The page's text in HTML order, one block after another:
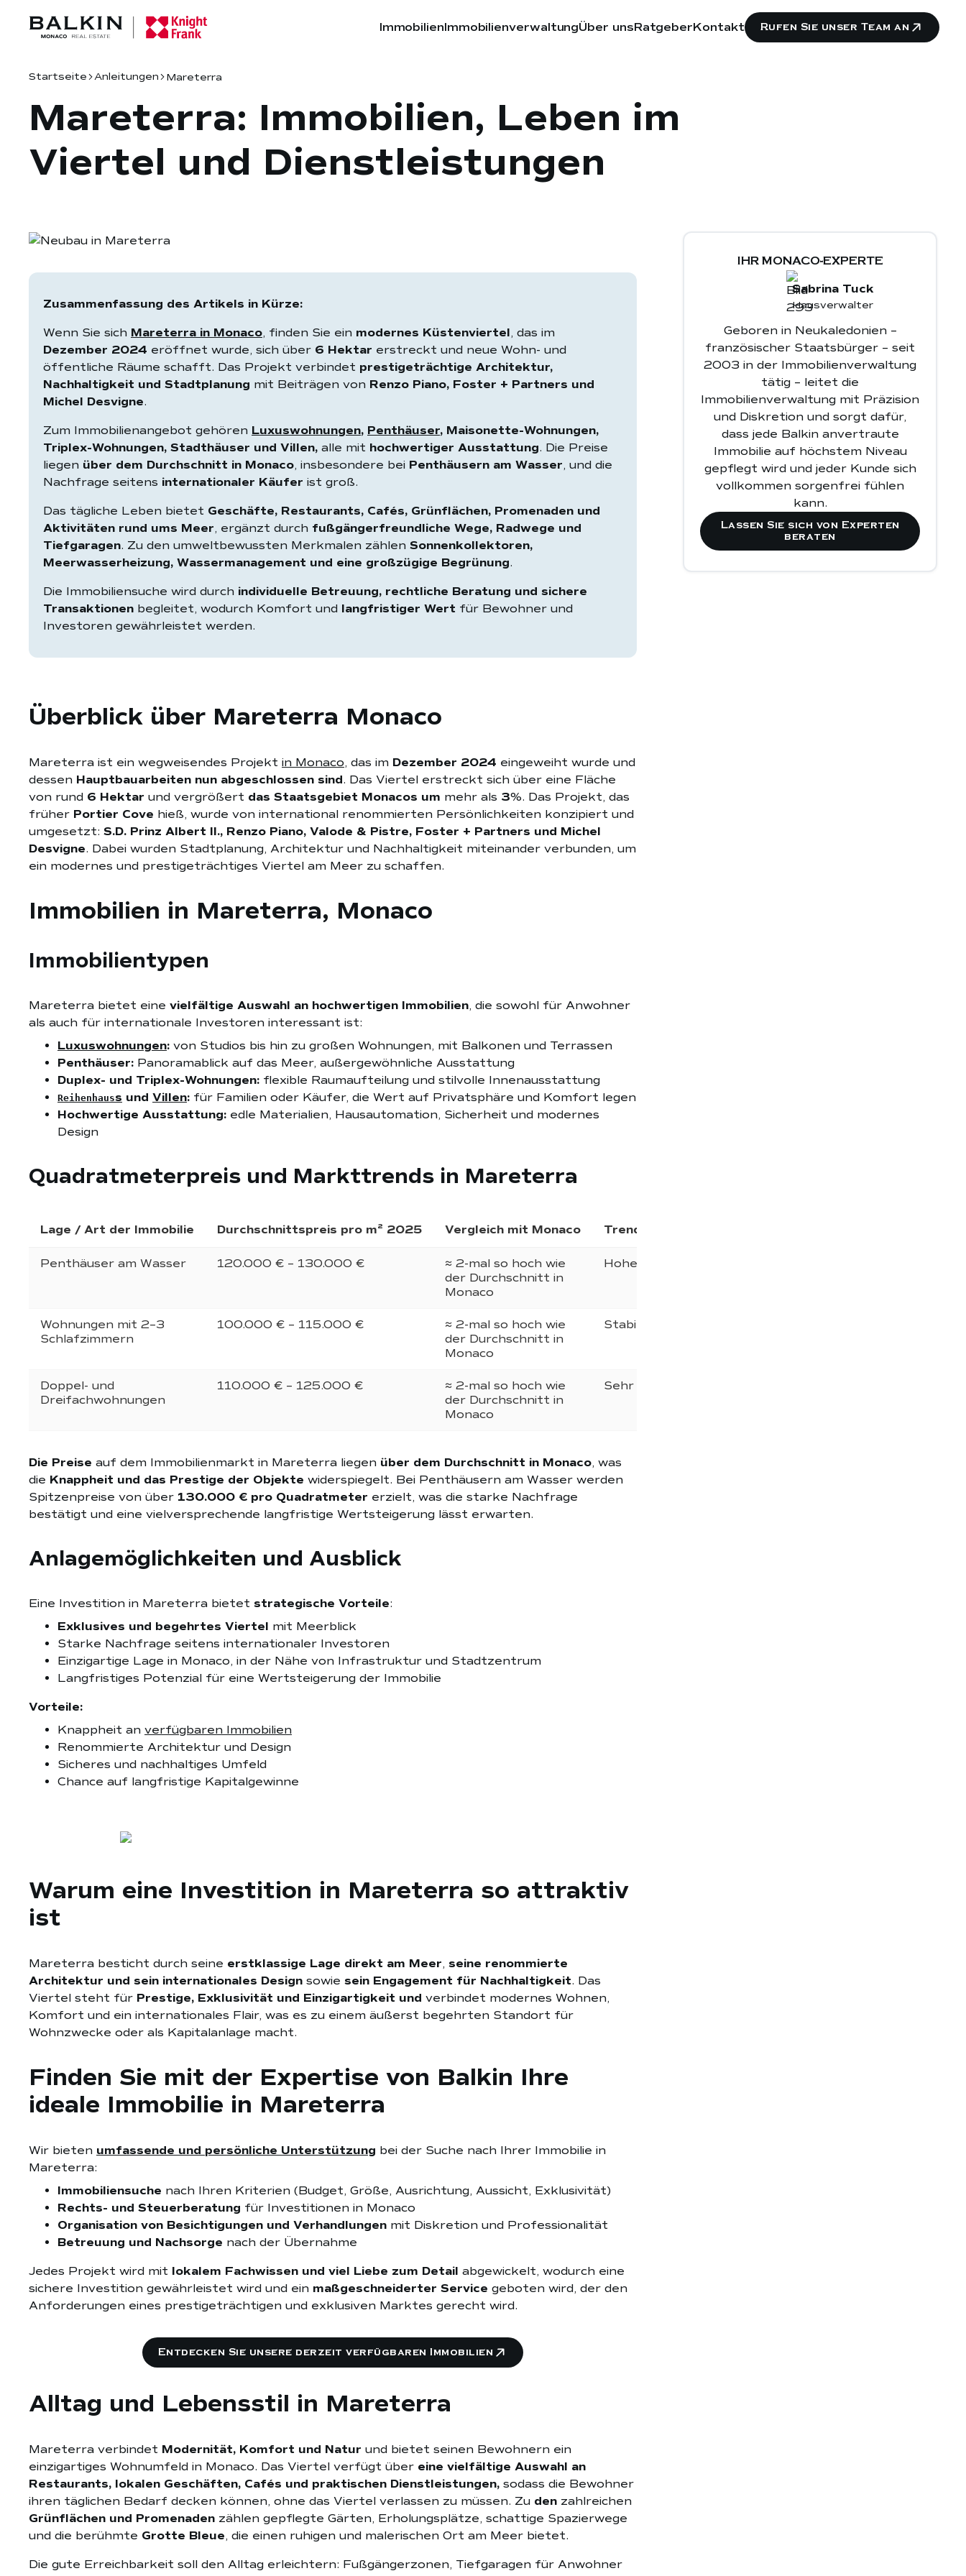
ImmobilienImmobilienverwaltungÜber unsRatgeberKontakt Rufen Sie unser Team an
Startseite Anleitungen Mareterra
Mareterra: Immobilien, Leben im
Viertel und Dienstleistungen
Zusammenfassung des Artikels in Kürze:
Wenn Sie sich Mareterra in Monaco, finden Sie ein modernes Küstenviertel, das im
Dezember 2024 eröffnet wurde, sich über 6 Hektar erstreckt und neue Wohn- und
öffentliche Räume schafft. Das Projekt verbindet prestigeträchtige Architektur,
Nachhaltigkeit und Stadtplanung mit Beiträgen von Renzo Piano, Foster + Partners und
Michel Desvigne.
Zum Immobilienangebot gehören Luxuswohnungen, Penthäuser, Maisonette-Wohnungen,
Triplex-Wohnungen, Stadthäuser und Villen, alle mit hochwertiger Ausstattung. Die Preise
liegen über dem Durchschnitt in Monaco, insbesondere bei Penthäusern am Wasser, und die
Nachfrage seitens internationaler Käufer ist groß.
Das tägliche Leben bietet Geschäfte, Restaurants, Cafés, Grünflächen, Promenaden und
Aktivitäten rund ums Meer, ergänzt durch fußgängerfreundliche Wege, Radwege und
Tiefgaragen. Zu den umweltbewussten Merkmalen zählen Sonnenkollektoren,
Meerwasserheizung, Wassermanagement und eine großzügige Begrünung.
Die Immobiliensuche wird durch individuelle Betreuung, rechtliche Beratung und sichere
Transaktionen begleitet, wodurch Komfort und langfristiger Wert für Bewohner und
Investoren gewährleistet werden.
Überblick über Mareterra Monaco
Mareterra ist ein wegweisendes Projekt in Monaco, das im Dezember 2024 eingeweiht wurde und
dessen Hauptbauarbeiten nun abgeschlossen sind. Das Viertel erstreckt sich über eine Fläche
von rund 6 Hektar und vergrößert das Staatsgebiet Monacos um mehr als 3%. Das Projekt, das
früher Portier Cove hieß, wurde von international renommierten Persönlichkeiten konzipiert und
umgesetzt: S.D. Prinz Albert II., Renzo Piano, Valode & Pistre, Foster + Partners und Michel
Desvigne. Dabei wurden Stadtplanung, Architektur und Nachhaltigkeit miteinander verbunden, um
ein modernes und prestigeträchtiges Viertel am Meer zu schaffen.
Immobilien in Mareterra, Monaco
Immobilientypen
Mareterra bietet eine vielfältige Auswahl an hochwertigen Immobilien, die sowohl für Anwohner
als auch für internationale Investoren interessant ist:
Luxuswohnungen: von Studios bis hin zu großen Wohnungen, mit Balkonen und Terrassen
Penthäuser: Panoramablick auf das Meer, außergewöhnliche Ausstattung
Duplex- und Triplex-Wohnungen: flexible Raumaufteilung und stilvolle Innenausstattung
Reihenhauss und Villen: für Familien oder Käufer, die Wert auf Privatsphäre und Komfort legen
Hochwertige Ausstattung: edle Materialien, Hausautomation, Sicherheit und modernes
Design
Quadratmeterpreis und Markttrends in Mareterra
Lage / Art der Immobilie Durchschnittspreis pro m² 2025 Vergleich mit Monaco Trends
Penthäuser am Wasser 120.000 € – 130.000 €
≈ 2-mal so hoch wie
der Durchschnitt in
Monaco
Hohe Nachfrage
Wohnungen mit 2–3
Schlafzimmern
100.000 € – 115.000 €
≈ 2-mal so hoch wie
der Durchschnitt in
Monaco
Stabiler Wert
Doppel- und
Dreifachwohnungen
110.000 € – 125.000 €
≈ 2-mal so hoch wie
der Durchschnitt in
Monaco
Sehr begehrt
Die Preise auf dem Immobilienmarkt in Mareterra liegen über dem Durchschnitt in Monaco, was
die Knappheit und das Prestige der Objekte widerspiegelt. Bei Penthäusern am Wasser werden
Spitzenpreise von über 130.000 € pro Quadratmeter erzielt, was die starke Nachfrage
bestätigt und eine vielversprechende langfristige Wertsteigerung lässt erwarten.
Anlagemöglichkeiten und Ausblick
Eine Investition in Mareterra bietet strategische Vorteile:
Exklusives und begehrtes Viertel mit Meerblick
Starke Nachfrage seitens internationaler Investoren
Einzigartige Lage in Monaco, in der Nähe von Infrastruktur und Stadtzentrum
Langfristiges Potenzial für eine Wertsteigerung der Immobilie
Vorteile:
Knappheit an verfügbaren Immobilien
Renommierte Architektur und Design
Sicheres und nachhaltiges Umfeld
Chance auf langfristige Kapitalgewinne
Warum eine Investition in Mareterra so attraktiv
ist
Mareterra besticht durch seine erstklassige Lage direkt am Meer, seine renommierte
Architektur und sein internationales Design sowie sein Engagement für Nachhaltigkeit. Das
Viertel steht für Prestige, Exklusivität und Einzigartigkeit und verbindet modernes Wohnen,
Komfort und ein internationales Flair, was es zu einem äußerst begehrten Standort für
Wohnzwecke oder als Kapitalanlage macht.
Finden Sie mit der Expertise von Balkin Ihre
ideale Immobilie in Mareterra
Wir bieten umfassende und persönliche Unterstützung bei der Suche nach Ihrer Immobilie in
Mareterra:
Immobiliensuche nach Ihren Kriterien (Budget, Größe, Ausrichtung, Aussicht, Exklusivität)
Rechts- und Steuerberatung für Investitionen in Monaco
Organisation von Besichtigungen und Verhandlungen mit Diskretion und Professionalität
Betreuung und Nachsorge nach der Übernahme
Jedes Projekt wird mit lokalem Fachwissen und viel Liebe zum Detail abgewickelt, wodurch eine
sichere Investition gewährleistet wird und ein maßgeschneiderter Service geboten wird, der den
Anforderungen eines prestigeträchtigen und exklusiven Marktes gerecht wird.
Entdecken Sie unsere derzeit verfügbaren Immobilien
Alltag und Lebensstil in Mareterra
Mareterra verbindet Modernität, Komfort und Natur und bietet seinen Bewohnern ein
einzigartiges Wohnumfeld in Monaco. Das Viertel verfügt über eine vielfältige Auswahl an
Restaurants, lokalen Geschäften, Cafés und praktischen Dienstleistungen, sodass die Bewohner
ihren täglichen Bedarf decken können, ohne das Viertel verlassen zu müssen. Zu den zahlreichen
Grünflächen und Promenaden zählen gepflegte Gärten, Erholungsplätze, schattige Spazierwege
und die berühmte Grotte Bleue, die einen ruhigen und malerischen Ort am Meer bietet.
Die gute Erreichbarkeit soll den Alltag erleichtern: Fußgängerzonen, Tiefgaragen für Anwohner
IHR MONACO-EXPERTE
Sabrina Tuck
Hausverwalter
Geboren in Neukaledonien –
französischer Staatsbürger – seit
2003 in der Immobilienverwaltung
tätig – leitet die
Immobilienverwaltung mit Präzision
und Diskretion und sorgt dafür,
dass jede Balkin anvertraute
Immobilie auf höchstem Niveau
gepflegt wird und jeder Kunde sich
vollkommen sorgenfrei fühlen
kann.
Lassen Sie sich von Experten
beraten